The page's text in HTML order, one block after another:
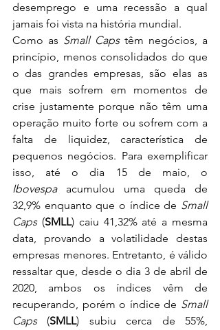
desemprego e uma recessão a qual
jamais foi vista na história mundial.
Como as Small Caps têm negócios, a
princípio, menos consolidados do que
o das grandes empresas, são elas as
que mais sofrem em momentos de
crise justamente porque não têm uma
operação muito forte ou sofrem com a
falta de liquidez, característica de
pequenos negócios. Para exemplificar
Ibovespa acumulou uma queda de
32,9% enquanto que o índice de Small
Caps (SMLL) caiu 41,32% até a mesma
data, provando a volatilidade destas
empresas menores. Entretanto, é válido
ressaltar que, desde o dia 3 de abril de
2020, ambos os índices vêm de
recuperando, porém o índice de Small
Caps (SMLL) subiu cerca de 55%,